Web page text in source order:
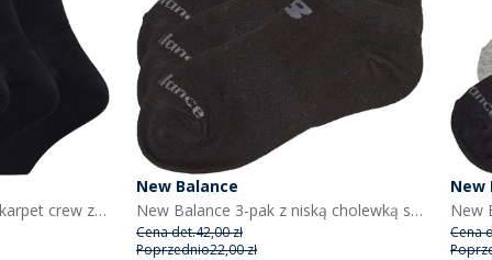
New Balance Trzy pary skarpet crew z wyściółką dla niego kolor czarny
New Balance
New Balance 3-pak z niską cholewką skarpety dla dziecka kolor czarny
Cena det.42,00 zł
Poprzednio22,00 zł
New
Cena